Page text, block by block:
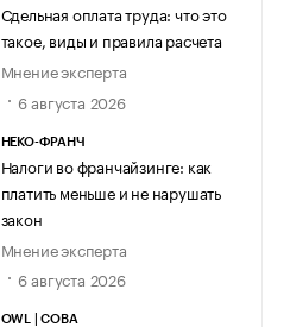
Сдельная оплата труда: что это
такое, виды и правила расчета
Мнение эксперта
6 августа 2026
НЕКО-ФРАНЧ
Налоги во франчайзинге: как
платить меньше и не нарушать
закон
Мнение эксперта
6 августа 2026
OWL | СОВА